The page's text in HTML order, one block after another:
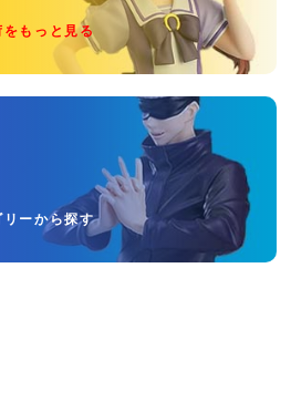
もっと見る
ーから探す